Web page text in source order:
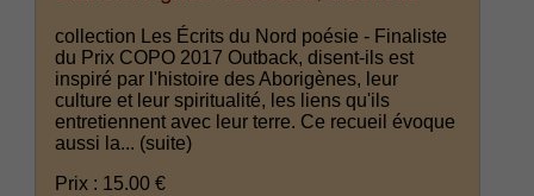
collection Les Écrits du Nord poésie - Finaliste
du Prix COPO 2017 Outback, disent-ils est
inspiré par l'histoire des Aborigènes, leur
culture et leur spiritualité, les liens qu'ils
entretiennent avec leur terre. Ce recueil évoque
aussi la... (suite)
Prix : 15.00 €